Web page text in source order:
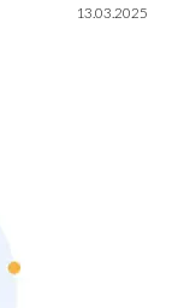
13.03.2025